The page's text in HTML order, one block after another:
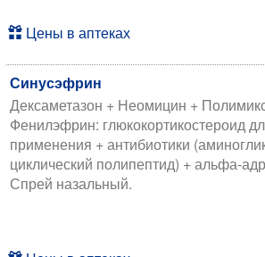
Цены в аптеках
Синусэфрин
Дексаметазон + Неомицин +
Фенилэфрин: глюкокортикостероид
применения + антибиотики
циклический полипептид) + альфа-
Спрей назальный.